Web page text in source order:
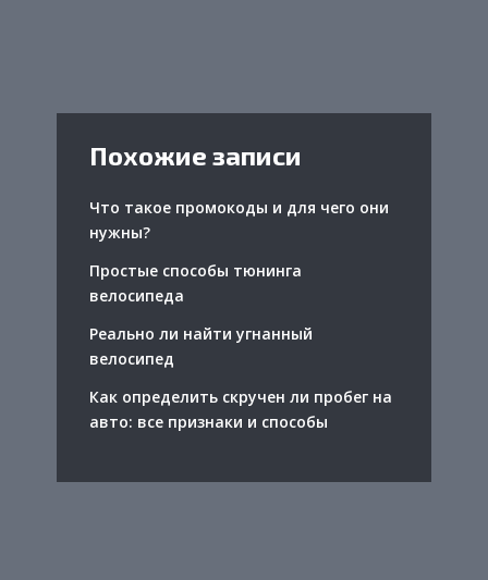
Похожие записи
Что такое промокоды и для чего они
нужны?
Простые способы тюнинга
велосипеда
Реально ли найти угнанный
велосипед
Как определить скручен ли пробег на
авто: все признаки и способы